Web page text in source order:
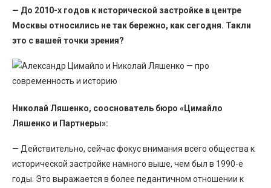
— До 2010-х годов к исторической застройке в центре
Москвы относились не так бережно, как сегодня. Такли
это с вашей точки зрения?
Николай Ляшенко, сооснователь бюро «Цимайло
Ляшенко и Партнеры»:
— Действительно, сейчас фокус внимания всего общества к
исторической застройке намного выше, чем был в 1990-е
годы. Это выражается в более педантичном отношении к